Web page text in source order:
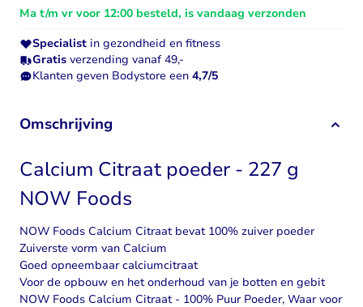
Ma t/m vr voor 12:00 besteld, is vandaag verzonden
Specialist in gezondheid en fitness
Gratis verzending vanaf 49,-
Klanten geven Bodystore een 4,7/5
Omschrijving
Calcium Citraat poeder - 227 g
NOW Foods
NOW Foods Calcium Citraat bevat 100% zuiver poeder
Zuiverste vorm van Calcium
Goed opneembaar calciumcitraat
Voor de opbouw en het onderhoud van je botten en gebit
NOW Foods Calcium Citraat - 100% Puur Poeder, Waar voor